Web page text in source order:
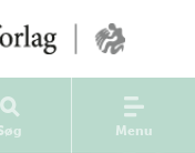
Menu